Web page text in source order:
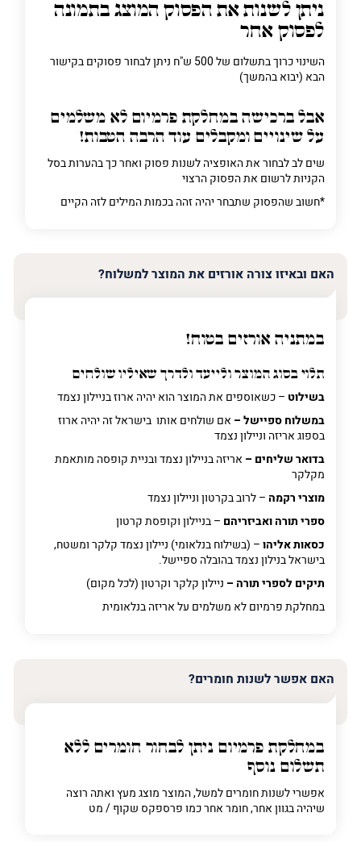
ניתן לשנות את הפסוק המוצג בתמונה
לפסוק אחר
השינוי כרוך בתשלום של 500 ש"ח ניתן לבחור פסוקים בקישור
הבא (יבוא בהמשך)
אבל ברכישה במחלקת פרמיום לא משלמים
על שינויים ומקבלים עוד הרבה הטבות!
שים לב לבחור את האופציה לשנות פסוק ואחר כך בהערות בסל
הקניות לרשום את הפסוק הרצוי
*חשוב שהפסוק שתבחר יהיה זהה בכמות המילים לזה הקיים
האם ובאיזו צורה אורזים את המוצר למשלוח?
במתניה אורזים בטוח!
תלוי בסוג המוצר ולייעד ולדרך שאיליו שולחים
בשילוט – כשאוספים את המוצר הוא יהיה ארוז בניילון נצמד
במשלוח ספיישל – אם שולחים אותו בישראל זה יהיה ארוז
בספוג אריזה וניילון נצמד
בדואר שליחים – אריזה בניילון נצמד ובניית קופסה מותאמת
מקלקר
מוצרי רקמה – לרוב בקרטון וניילון נצמד
ספרי תורה ואביזריהם – בניילון וקופסת קרטון
כסאות אליהו– (בשילוח בנלאומי) ניילון נצמד קלקר ומשטח,
בישראל בנילון נצמד בהובלה ספיישל.
תיקים לספרי תורה – ניילון קלקר וקרטון (לכל מקום)
במחלקת פרמיוםלא משלמים על אריזה בנלאומית
האם אפשר לשנות חומרים?
במחלקת פרמיום ניתן לבחור חומרים ללא
תשלום נוסף
אפשרי לשנות חומרים למשל, המוצר מוצג מעץ ואתה רוצה
שיהיה בגוון אחר, חומר אחר כמו פרספקס שקוף / מט